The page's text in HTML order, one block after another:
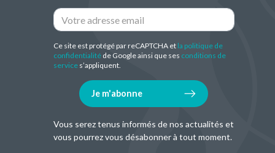
Ce site est protégé par reCAPTCHA et la politique de
confidentialitéde Google ainsi que ses conditions de
services’appliquent.
Je m'abonne
Vous serez tenus informés de nos actualités et
vous pourrez vous désabonner à tout moment.